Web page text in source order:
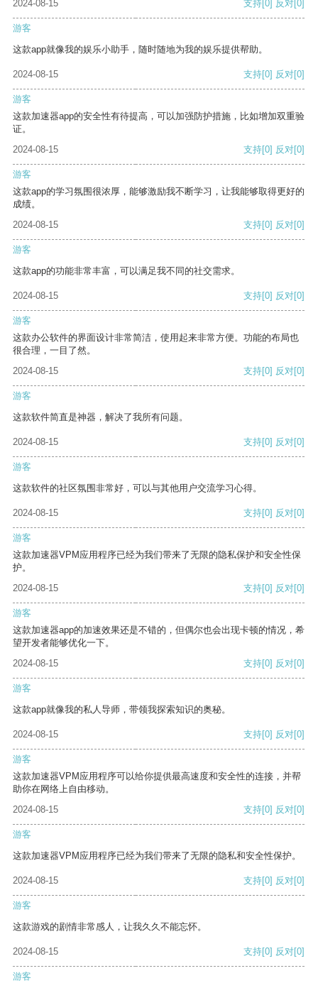
2024-08-15 支持 [0] 反对 [0]
游客
这款app就像我的娱乐小助手，随时随地为我的娱乐提供帮助。
2024-08-15 支持[0] 反对[0]
游客
这款加速器app的安全性有待提高，可以加强防护措施，比如增加双重验
证。
2024-08-15
支持[0] 反对[0]
游客
这款app的学习氛围很浓厚，能够激励我不断学习，让我能够取得更好的
成绩。
2024-08-15
支持[0] 反对[0]
游客
这款app的功能非常丰富，可以满足我不同的社交需求。
2024-08-15 支持[0] 反对[0]
游客
这款办公软件的界面设计非常简洁，使用起来非常方便。功能的布局也
很合理，一目了然。
2024-08-15
支持[0] 反对[0]
游客
这款软件简直是神器，解决了我所有问题。
2024-08-15 支持[0] 反对[0]
游客
这款软件的社区氛围非常好，可以与其他用户交流学习心得。
2024-08-15 支持[0] 反对[0]
游客
这款加速器VPM应用程序已经为我们带来了无限的隐私保护和安全性保
护。
2024-08-15
支持[0] 反对[0]
游客
这款加速器app的加速效果还是不错的，但偶尔也会出现卡顿的情况，希
望开发者能够优化一下。
2024-08-15
支持[0] 反对[0]
游客
这款app就像我的私人导师，带领我探索知识的奥秘。
2024-08-15 支持[0] 反对[0]
游客
这款加速器VPM应用程序可以给你提供最高速度和安全性的连接，并帮
助你在网络上自由移动。
2024-08-15
支持[0] 反对[0]
游客
这款加速器VPM应用程序已经为我们带来了无限的隐私和安全性保护。
2024-08-15 支持[0] 反对[0]
游客
这款游戏的剧情非常感人，让我久久不能忘怀。
2024-08-15 支持[0] 反对[0]
游客